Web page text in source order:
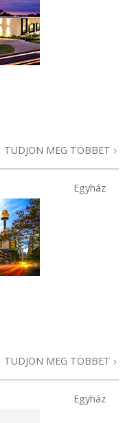
TUDJON MEG TÖBBET
Egyház
TUDJON MEG TÖBBET
Egyház